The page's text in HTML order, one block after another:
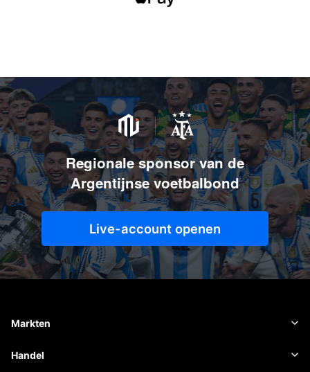
Regionale sponsor van de
Argentijnse voetbalbond
Live-account openen
Markten
Forex
Handel